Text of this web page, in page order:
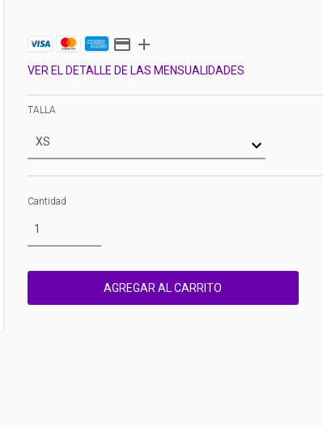
VER EL DETALLE DE LAS MENSUALIDADES
TALLA
Cantidad